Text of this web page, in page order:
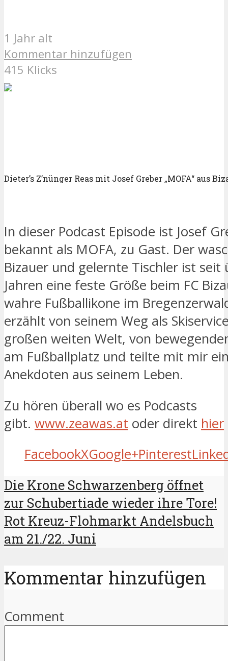
1 Jahr alt
Kommentar hinzufügen
415 Klicks
Dieter’s Z’nünger Reas mit Josef Greber „MOFA“ aus
In dieser Podcast Episode ist Josef
bekannt als MOFA, zu Gast. Der
Bizauer und gelernte Tischler ist seit
Jahren eine feste Größe beim FC
wahre Fußballikone im
erzählt von seinem Weg als
großen weiten Welt, von
am Fußballplatz und teilte mit mir
Anekdoten aus seinem Leben.
Zu hören überall wo es Podcasts
gibt. www.zeawas.at oder direkt hier
FacebookXGoogle+Pinterest
Die Krone Schwarzenberg öffnet
zur Schubertiade wieder ihre Tore!
Rot Kreuz-Flohmarkt Andelsbuch
am 21./22. Juni
Kommentar hinzufügen
Comment